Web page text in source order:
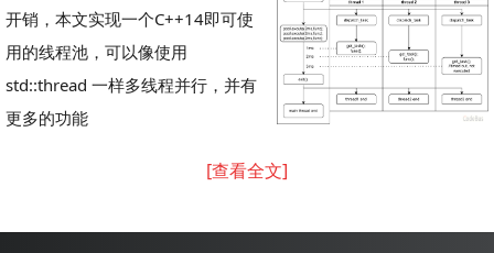
开销，本文实现一个C++14即可使
用的线程池，可以像使用
std::thread 一样多线程并行，并有
更多的功能
[查看全文]